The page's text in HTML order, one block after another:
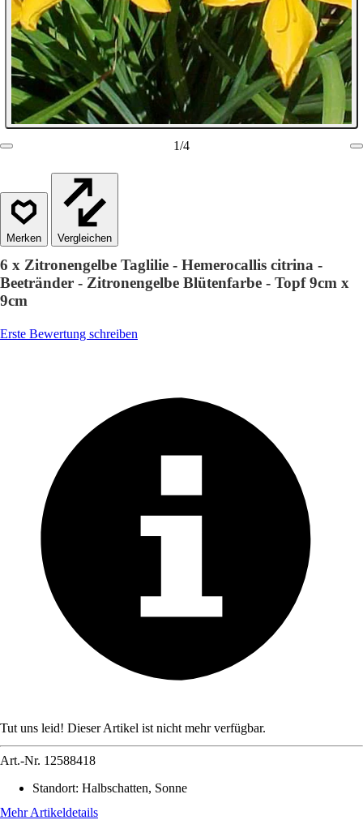
1/4
Vergleichen
6 x Zitronengelbe Taglilie - Hemerocallis citrina -
Beetränder - Zitronengelbe Blütenfarbe - Topf 9cm x
9cm
Erste Bewertung schreiben
Tut uns leid! Dieser Artikel ist nicht mehr verfügbar.
Art.-Nr. 12588418
Standort: Halbschatten, Sonne
Mehr Artikeldetails